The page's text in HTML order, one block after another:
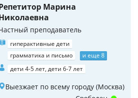
Марина
преподаватель
гиперактивные дети
грамматика и письмо
и еще 8
дети 4-5 лет, дети 6-7 лет
Выезжает по всему городу (Москва)